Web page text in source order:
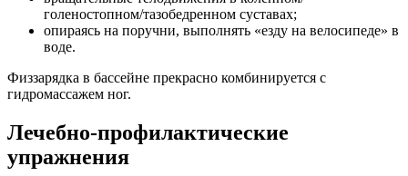
голеностопном/тазобедренном суставах;
опираясь на поручни, выполнять «езду на велосипеде» в
воде.
Физзарядка в бассейне прекрасно комбинируется с
гидромассажем ног.
Лечебно-профилактические
упражнения